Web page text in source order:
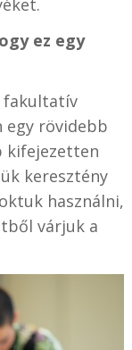
ez egy
fakultatív
egy rövidebb
kifejezetten
keresztény
használni,
várjuk a